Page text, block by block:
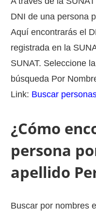
DNI de una persona
Aquí encontrarás el
registrada en la
SUNAT. Seleccione
búsqueda Por
Link: Buscar
¿Cómo
persona
apellido
Buscar por nombres